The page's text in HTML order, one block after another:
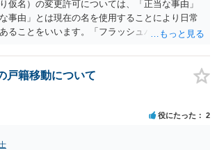
仮名）の変更許可については、「正当な事由」
事由」とは現在の名を使用することにより日常
ることをいいます。「フラッシュバック」とい
すので、医師の診断書の記載が重要です（医学
もっぱら主観的な主張であるとして変更が許可
書は単に病名の記載では足りず、その症状の発生
当該症状が医学的に裏付けられること、そして
が現在の名を使用していることに関連している
なされているのが望ましい（むしろ必要）でし
記の理由の主張が難しい場合でも、一定期間通
戸籍移動について
役にたった 2